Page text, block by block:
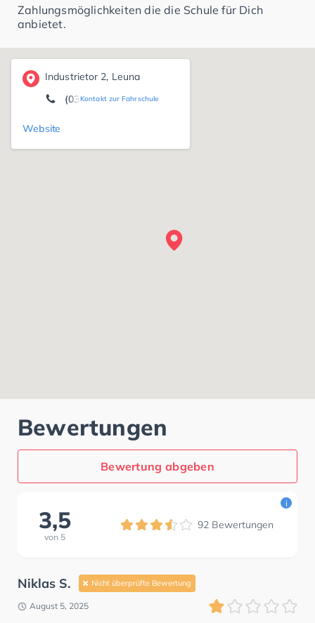
Zahlungsmöglichkeiten die die Schule für Dich
anbietet.
Industrietor 2, Leuna
Kontakt zur Fahrschule
(03461) 82 66 50
Website
Bewertungen
Bewertung abgeben
3,5
von 5
92 Bewertungen
i
Niklas S. Nicht überprüfte Bewertung
August 5, 2025